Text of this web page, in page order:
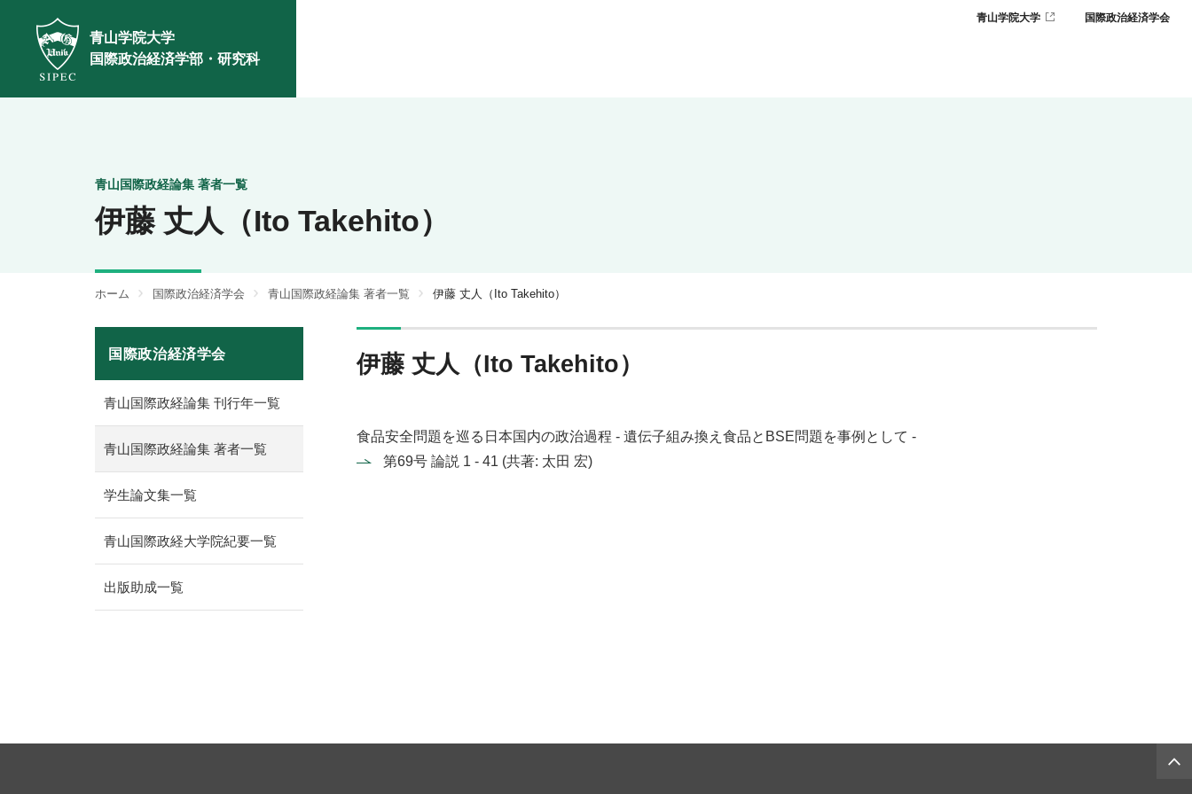
青山学院大学
国際政治経済学部・研究科
青山学院大学 国際政治経済学会
青山国際政経論集 著者一覧
伊藤 丈人（Ito Takehito）
ホーム 国際政治経済学会 青山国際政経論集 著者一覧 伊藤 丈人（Ito Takehito）
伊藤 丈人（Ito Takehito）
食品安全問題を巡る日本国内の政治過程 - 遺伝子組み換え食品とBSE問題を事例として -
第69号 論説 1 - 41 (共著: 太田 宏)
国際政治経済学会
青山国際政経論集 刊行年一覧
青山国際政経論集 著者一覧
学生論文集一覧
青山国際政経大学院紀要一覧
出版助成一覧